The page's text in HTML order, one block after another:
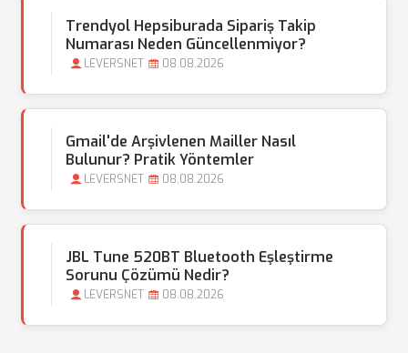
Trendyol Hepsiburada Sipariş Takip
Numarası Neden Güncellenmiyor?
LEVERSNET 08.08.2026
Gmail'de Arşivlenen Mailler Nasıl
Bulunur? Pratik Yöntemler
LEVERSNET 08.08.2026
JBL Tune 520BT Bluetooth Eşleştirme
Sorunu Çözümü Nedir?
LEVERSNET 08.08.2026